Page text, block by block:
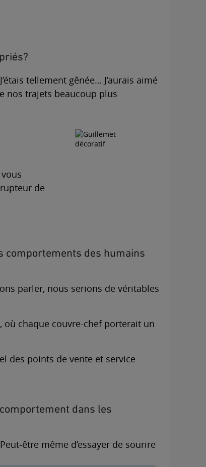
tellement gênée… J’aurais aimé
nos trajets beaucoup plus
de
comportements des humains
parler, nous serions de véritables
où chaque couvre-chef porterait un
des points de vente et service
dans les
être même d’essayer de sourire